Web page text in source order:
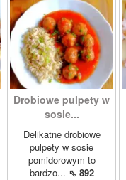
Drobiowe pulpety w
sosie...
Delikatne drobiowe
pulpety w sosie
pomidorowym to
bardzo... ⇖ 892